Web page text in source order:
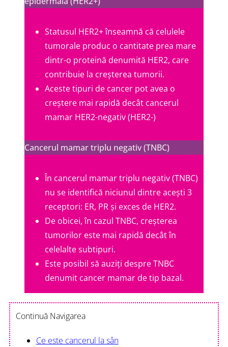
Statusul HER2+ înseamnă că celulele
tumorale produc o cantitate prea mare
dintr-o proteină denumită HER2, care
contribuie la creșterea tumorii.
Aceste tipuri de cancer pot avea o
creștere mai rapidă decât cancerul
mamar HER2-negativ (HER2-)
Cancerul mamar triplu negativ (TNBC)
În cancerul mamar triplu negativ (TNBC)
nu se identifică niciunul dintre acești 3
receptori: ER, PR și exces de HER2.
De obicei, în cazul TNBC, creșterea
tumorilor este mai rapidă decât în
celelalte subtipuri.
Este posibil să auziți despre TNBC
denumit cancer mamar de tip bazal.
Continuă Navigarea
Ce este cancerul la sân